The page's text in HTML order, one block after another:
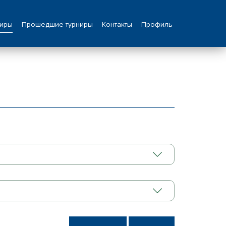
Прошедшие турниры Контакты Профиль